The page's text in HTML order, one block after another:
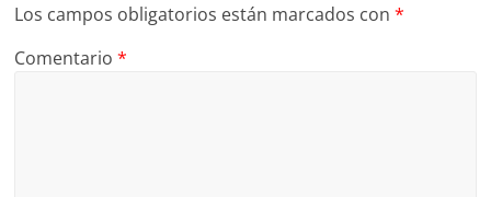
Los campos obligatorios están marcados con*
Comentario*